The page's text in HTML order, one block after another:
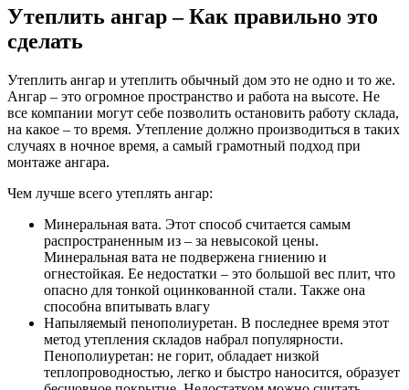
Утеплить ангар – Как правильно это
сделать
Утеплить ангар и утеплить обычный дом это не одно и то же.
Ангар – это огромное пространство и работа на высоте. Не
все компании могут себе позволить остановить работу склада,
на какое – то время. Утепление должно производиться в таких
случаях в ночное время, а самый грамотный подход при
монтаже ангара.
Чем лучше всего утеплять ангар:
Минеральная вата. Этот способ считается самым
распространенным из – за невысокой цены.
Минеральная вата не подвержена гниению и
огнестойкая. Ее недостатки – это большой вес плит, что
опасно для тонкой оцинкованной стали. Также она
способна впитывать влагу
Напыляемый пенополиуретан. В последнее время этот
метод утепления складов набрал популярности.
Пенополиуретан: не горит, обладает низкой
теплопроводностью, легко и быстро наносится, образует